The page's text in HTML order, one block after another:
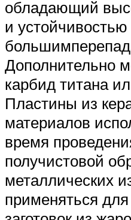
обладающий
и устойчивостью
Дополнительно
карбид титана
Пластины из
материалов
время
получистовой
металлических
применяться